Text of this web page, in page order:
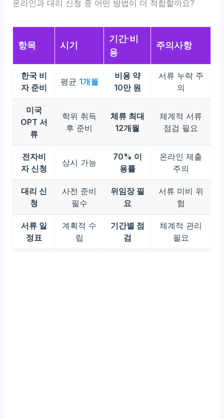
온라인과 대리 신청 중 어떤 방법이 더 적합할까요?
항목 시기
기간·비
용
주의사항
한국 비
자 준비
평균 1개월
비용 약
10만 원
서류 누락 주
의
미국
OPT 서
류
학위 취득
후 준비
체류 최대
12개월
체계적 서류
점검 필요
전자비
자 신청
상시 가능
70% 이
용률
온라인 제출
주의
대리 신
청
사전 준비
필수
위임장 필
요
서류 미비 위
험
서류 일
정표
계획적 수
립
기간별 점
검
체계적 관리
필요